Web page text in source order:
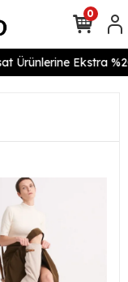
Ürünlerine Ekstra
0